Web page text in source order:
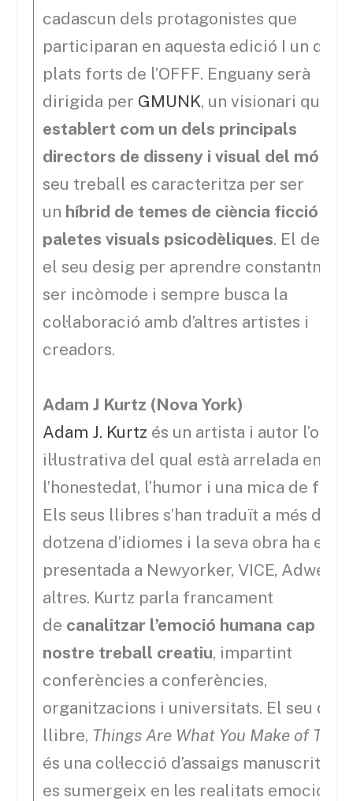
cadascun dels protagonistes que
participaran en aquesta edició I un dels
plats forts de l’OFFF. Enguany serà
dirigida per GMUNK, un visionari que
establert com un dels principals
directors de disseny i visual del món
seu treball es caracteritza per ser
un híbrid de temes de ciència ficció i
paletes visuals psicodèliques. El
el seu desig per aprendre
ser incòmode i sempre busca la
col·laboració amb d’altres artistes i
creadors.
Adam J Kurtz (Nova York)
Adam J. Kurtz és un artista i autor l’obra
il·lustrativa del qual està arrelada en
l’honestedat, l’humor i una mica de
Els seus llibres s’han traduït a més d’una
dotzena d’idiomes i la seva obra ha estat
presentada a Newyorker, VICE, Adweek i
altres. Kurtz parla francament
de canalitzar l’emoció humana cap al
nostre treball creatiu, impartint
conferències a conferències,
organitzacions i universitats. El seu
llibre, Things Are What You Make of Them
és una col·lecció d’assaigs manuscrits
es sumergeix en les realitats